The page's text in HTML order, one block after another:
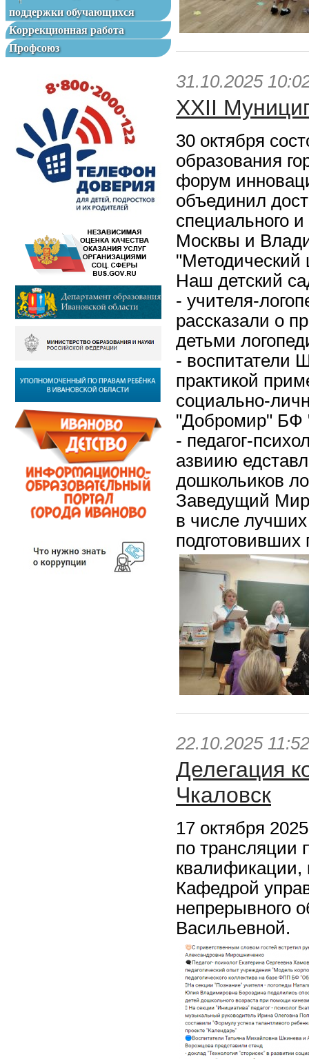
поддержки обучающихся
Коррекционная работа
Профсоюз
31.10.2025
XXII
30 октября
образования
форум
объединил
специального
Москвы и
"Методический
Наш детский
- учителя-
рассказали о
детьми
- воспитатели
практикой
социально-
"Добромир" БФ
- педагог-
азвиию
дошкольиков
Заведущий
в числе
подготовивших
22.10.2025 11:52
Делегация
Чкаловск
17 октября
по трансляции
Кафедрой
непрерывного
Васильевной.